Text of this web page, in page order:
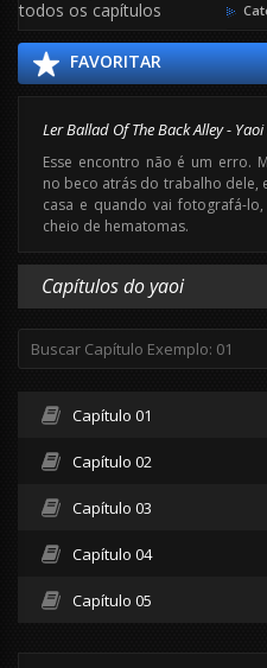
FAVORITAR
Ler Ballad Of The Back Alley -
Esse encontro não é um erro.
no beco atrás do trabalho dele,
casa e quando vai fotografá-
cheio de hematomas.
Capítulos do yaoi
Capítulo 01
Capítulo 02
Capítulo 03
Capítulo 04
Capítulo 05